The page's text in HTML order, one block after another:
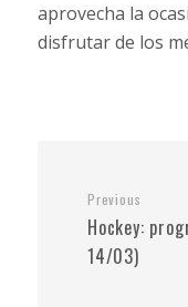
aprovecha la
disfrutar de los
Previous
Hockey:
14/03)